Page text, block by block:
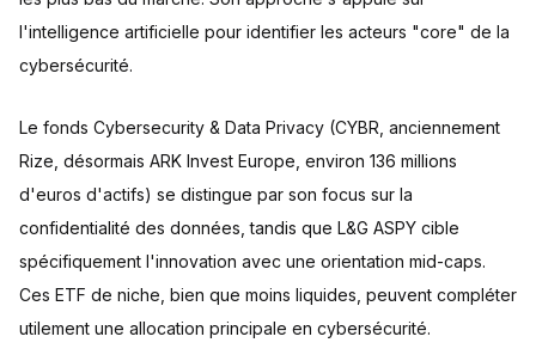
l'intelligence artificielle pour identifier les acteurs "core" de la
cybersécurité.
Le fonds Cybersecurity & Data Privacy (CYBR, anciennement
Rize, désormais ARK Invest Europe, environ 136 millions
d'euros d'actifs) se distingue par son focus sur la
confidentialité des données, tandis que L&G ASPY cible
spécifiquement l'innovation avec une orientation mid-caps.
Ces ETF de niche, bien que moins liquides, peuvent compléter
utilement une allocation principale en cybersécurité.